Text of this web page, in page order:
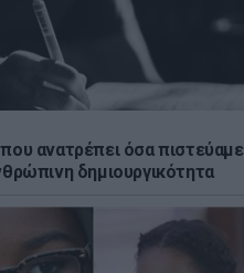
ανατρέπει όσα πιστεύαμε
δημιουργικότητα